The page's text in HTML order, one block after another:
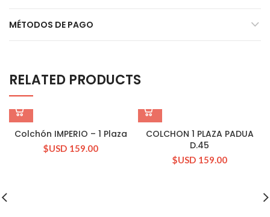
MÉTODOS DE PAGO
RELATED PRODUCTS
Colchón IMPERIO – 1 Plaza
$USD 159.00
COLCHON 1 PLAZA PADUA
D.45
$USD 159.00